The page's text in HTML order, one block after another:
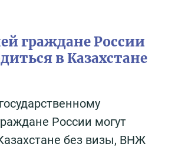
граждане России
в Казахстане
России могут
без визы, ВНЖ